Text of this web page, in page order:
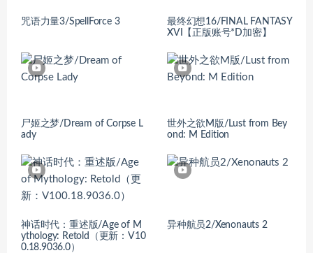
咒语力量3/SpellForce 3
最终幻想16/FINAL FANTASY
XVI【正版账号*D加密】
尸姬之梦/Dream of Corpse L
ady
世外之欲M版/Lust from Bey
ond: M Edition
神话时代：重述版/Age of M
ythology: Retold（更新：V10
0.18.9036.0）
异种航员2/Xenonauts 2